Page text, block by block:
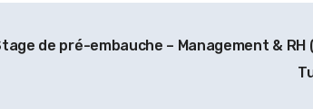
de pré-embauche – Management & RH